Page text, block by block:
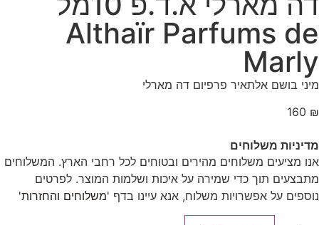
Althaïr Parfums de
Marly
מיני בושם אלתאיר פרפיום דה מארלי
160 ₪
מדיניות משלוחים
אנו מציעים משלוחים מהירים ובטוחים לכל רחבי הארץ. המשלוחים
מתבצעים תוך כדי שמירה על איכות ושלמות המוצר. לפרטים
נוספים על אפשרויות משלוח, אנא עיינו בדף 'משלוחים והחזרות'